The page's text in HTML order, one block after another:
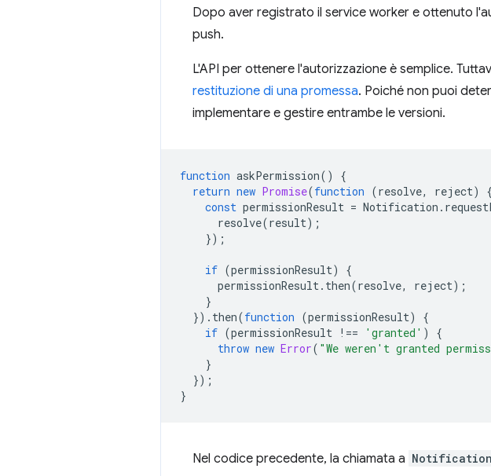
Dopo aver registrato il service worker e ottenuto
push.
L'API per ottenere l'autorizzazione è semplice.
restituzione di una promessa. Poiché non puoi
implementare e gestire entrambe le versioni.
function askPermission()
{
return new Promise(function (resolve, reject)
{
const permissionResult = Notification .
resolve(result);
});
if (permissionResult)
{
permissionResult. then(resolve, reject);
}
}). then(function (permissionResult)
{
if (permissionResult !== 'granted' )
{
throw new Error( "We weren't granted
}
});
}
Nel codice precedente, la chiamata a